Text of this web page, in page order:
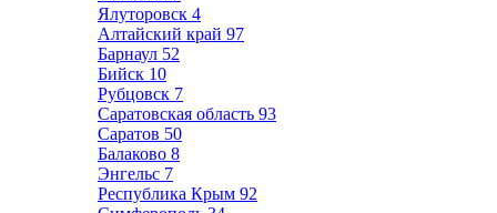
Ялуторовск 4
Алтайский край 97
Барнаул 52
Бийск 10
Рубцовск 7
Саратовская область 93
Саратов 50
Балаково 8
Энгельс 7
Республика Крым 92